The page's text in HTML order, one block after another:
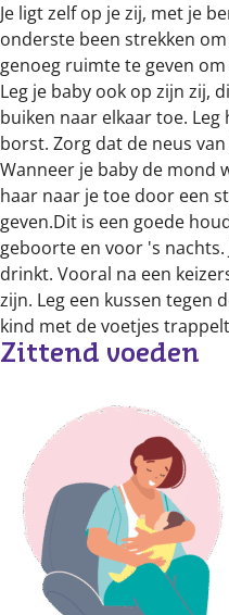
Je ligt zelf op je zij, met je
onderste been strekken
genoeg ruimte te geven
Leg je baby ook op zijn zij,
buiken naar elkaar toe.
borst. Zorg dat de neus
Wanneer je baby de mond
haar naar je toe door een
geven.Dit is een goede
geboorte en voor 's
drinkt. Vooral na een
zijn. Leg een kussen tegen
kind met de voetjes
Zittend voeden